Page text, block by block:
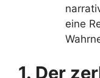
eine
1. Der